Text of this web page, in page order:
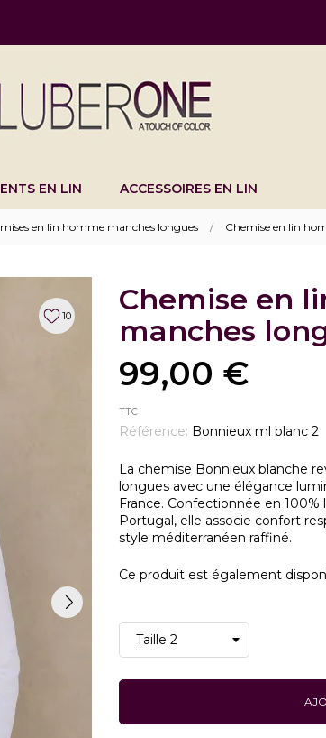
EN LIN ACCESSOIRES EN LIN
en lin homme manches longues Chemise en lin
10
Chemise en
manches
99,00 €
TTC
Référence: Bonnieux ml blanc 2
La chemise Bonnieux blanche
longues avec une élégance
France. Confectionnée en
Portugal, elle associe confort
style méditerranéen raffiné.
Ce produit est également